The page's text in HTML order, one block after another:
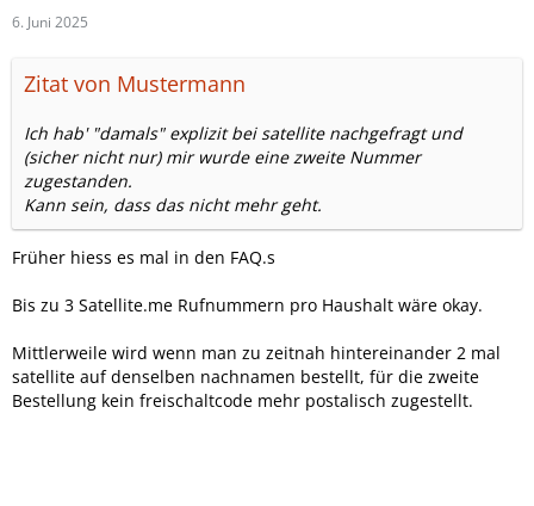
6. Juni 2025
Zitat von Mustermann
Ich hab' "damals" explizit bei satellite nachgefragt und
(sicher nicht nur) mir wurde eine zweite Nummer
zugestanden.
Kann sein, dass das nicht mehr geht.
Früher hiess es mal in den FAQ.s
Bis zu 3 Satellite.me Rufnummern pro Haushalt wäre okay.
Mittlerweile wird wenn man zu zeitnah hintereinander 2 mal
satellite auf denselben nachnamen bestellt, für die zweite
Bestellung kein freischaltcode mehr postalisch zugestellt.